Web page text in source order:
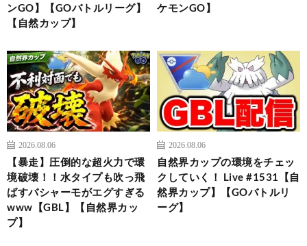
ンGO】【GOバトルリーグ】
【自然カップ】
ケモンGO】
2026.08.06
【暴走】圧倒的な超火力で環
境破壊！！水タイプも吹っ飛
ばすバシャーモがエグすぎる
www【GBL】【自然界カッ
プ】
2026.08.06
自然界カップの環境をチェッ
クしていく！ Live #1531【自
然界カップ】【GOバトルリ
ーグ】